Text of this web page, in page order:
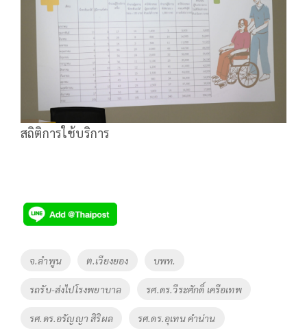
สถิติการใช้บริการ
Tags
จ.ลำพูน ต.เวียงยอง บพท.
รถรับ-ส่งไปโรงพยาบาล รศ.ดร.วีระศักดิ์ เครือเทพ
รศ.ดร.อรัญญา สิริผล รศ.ดร.อุเทน คำน่าน